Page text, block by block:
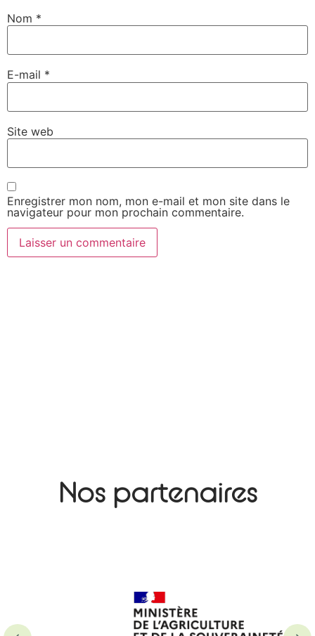
Nom *
E-mail *
Site web
Enregistrer mon nom, mon e-mail et mon site dans le
navigateur pour mon prochain commentaire.
Nos partenaires